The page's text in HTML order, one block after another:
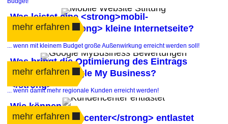
Budget!
Was leistet eine <strong>mobil-
angepasste</strong> kleine Internetseite?
mehr erfahren
... wenn mit kleinem Budget große Außenwirkung erreicht werden soll!
Was bringt die Optimierung des Eintrags
in <strong>Google My Business?
</strong>
mehr erfahren
... wenn damit mehr regionale Kunden erreicht werden!
Wie können
<strong>Kundencenter</strong> entlastet
mehr erfahren